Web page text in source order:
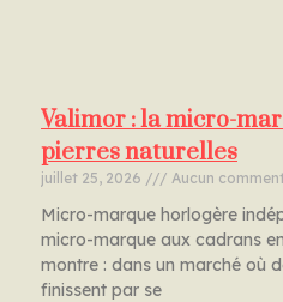
Valimor : la micro-
pierres naturelles
juillet 25, 2026 Aucun
Micro-marque horlogère
micro-marque aux cadrans
montre : dans un marché où
finissent par se